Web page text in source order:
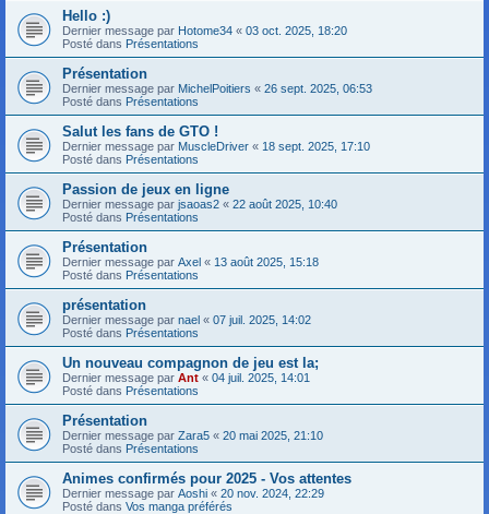
Hello :)
Dernier message par Hotome34 « 03 oct. 2025, 18:20
Posté dans Présentations
Présentation
Dernier message par MichelPoitiers « 26 sept. 2025, 06:53
Posté dans Présentations
Salut les fans de GTO !
Dernier message par MuscleDriver « 18 sept. 2025, 17:10
Posté dans Présentations
Passion de jeux en ligne
Dernier message par jsaoas2 « 22 août 2025, 10:40
Posté dans Présentations
Présentation
Dernier message par Axel « 13 août 2025, 15:18
Posté dans Présentations
présentation
Dernier message par nael « 07 juil. 2025, 14:02
Posté dans Présentations
Un nouveau compagnon de jeu est la;
Dernier message par Ant « 04 juil. 2025, 14:01
Posté dans Présentations
Présentation
Dernier message par Zara5 « 20 mai 2025, 21:10
Posté dans Présentations
Animes confirmés pour 2025 - Vos attentes
Dernier message par Aoshi « 20 nov. 2024, 22:29
Posté dans Vos manga préférés